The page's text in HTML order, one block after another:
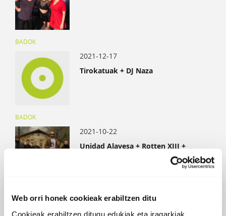
Web orri honek cookieak erabiltzen ditu
Cookieak erabiltzen ditugu edukiak eta iragarkiak
BADOK
2021-12-17
Tirokatuak + DJ Naza
BADOK
2021-10-22
Unidad Alavesa + Rotten XIII +